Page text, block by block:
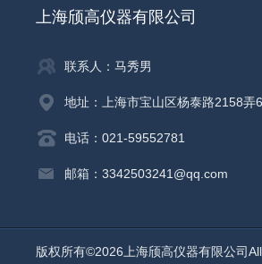
上海颀高仪器有限公司
联系人：马秀男
地址：上海市宝山区杨泰路2158弄
电话：021-59552781
邮箱：3342503241@qq.com
版权所有©2026上海颀高仪器有限公司